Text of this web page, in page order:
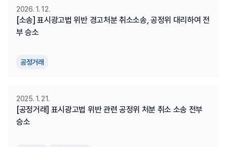
공정거래
[소송] 표시광고법 위반 경고처분 취소소송, 공정위 대리하여 전
부 승소
2026. 1. 12.
[공정거래] 표시광고법 위반 관련 공정위 처분 취소 소송 전부
승소
2025. 1. 21.